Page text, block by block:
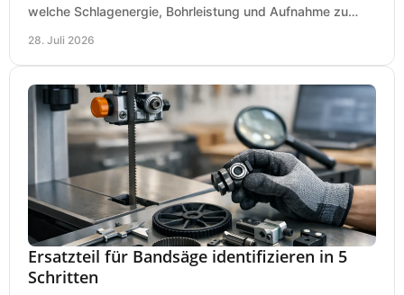
welche Schlagenergie, Bohrleistung und Aufnahme zu
28. Juli 2026
Ersatzteil für Bandsäge identifizieren in 5
Schritten